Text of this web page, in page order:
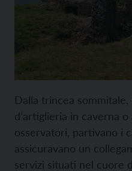
Dalla trincea sommitale,
d’artiglieria in caverna o
osservatori, partivano i
assicuravano un
servizi situati nel cuore